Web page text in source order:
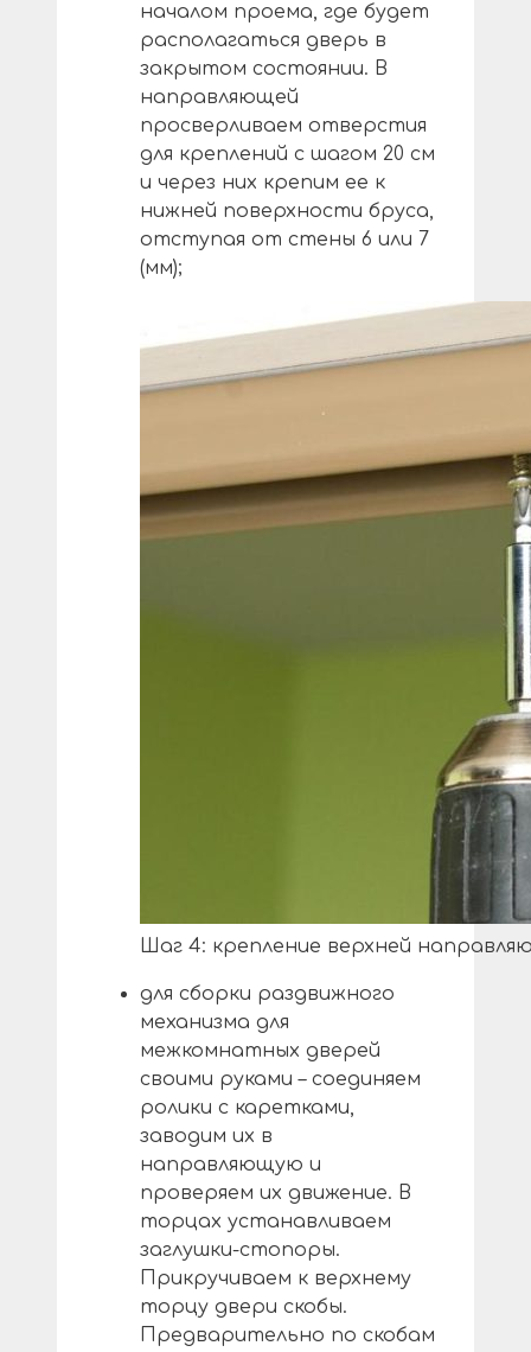
началом проема, где будет
располагаться дверь в
закрытом состоянии. В
направляющей
просверливаем отверстия
для креплений с шагом 20 см
и через них крепим ее к
нижней поверхности бруса,
отступая от стены 6 или 7
(мм);
Шаг 4: крепление верхней
для сборки раздвижного
механизма для
межкомнатных дверей
своими руками – соединяем
ролики с каретками,
заводим их в
направляющую и
проверяем их движение. В
торцах устанавливаем
заглушки-стопоры.
Прикручиваем к верхнему
торцу двери скобы.
Предварительно по скобам